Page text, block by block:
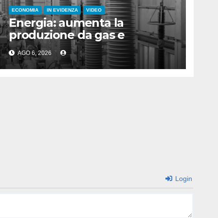
ECONOMIA IN EVIDENZA VIDEO
Energia: aumenta la
produzione da gas e
fotovoltaico
AGO 6, 2026
Login